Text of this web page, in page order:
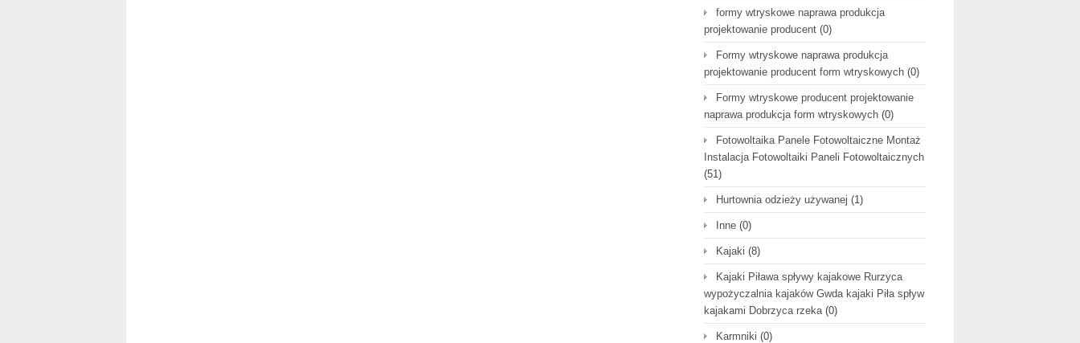
formy wtryskowe naprawa produkcja
projektowanie producent (0)
Formy wtryskowe naprawa produkcja
projektowanie producent form wtryskowych (0)
Formy wtryskowe producent projektowanie
naprawa produkcja form wtryskowych (0)
Fotowoltaika Panele Fotowoltaiczne Montaż
Instalacja Fotowoltaiki Paneli Fotowoltaicznych
(51)
Hurtownia odzieży używanej (1)
Inne (0)
Kajaki (8)
Kajaki Piława spływy kajakowe Rurzyca
wypożyczalnia kajaków Gwda kajaki Piła spływ
kajakami Dobrzyca rzeka(0)
Karmniki (0)